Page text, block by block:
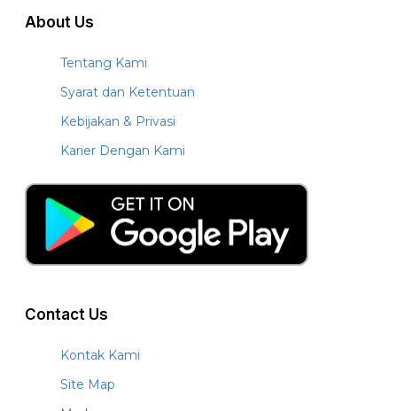
About Us
Tentang Kami
Syarat dan Ketentuan
Kebijakan & Privasi
Karier Dengan Kami
Contact Us
Kontak Kami
Site Map